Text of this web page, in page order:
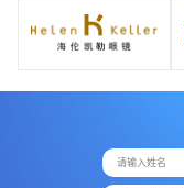
请输入姓名